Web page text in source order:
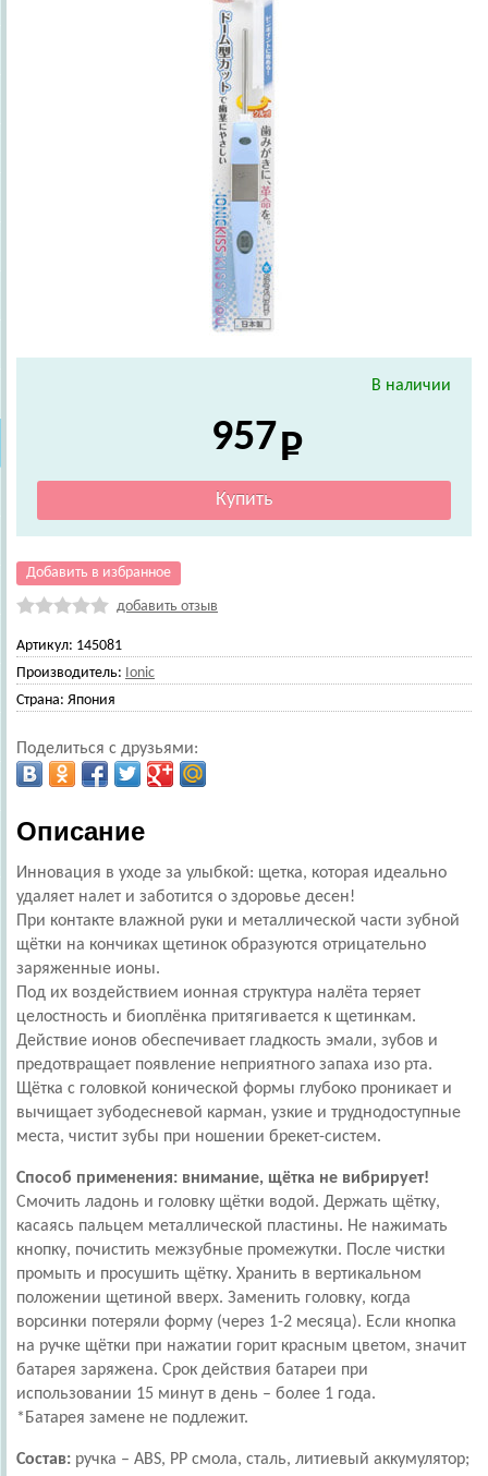
В наличии
957
Добавить в избранное
добавить отзыв
Артикул: 145081
Производитель: Ionic
Страна: Япония
Поделиться с друзьями:
Описание
Инновация в уходе за улыбкой: щетка, которая идеально
удаляет налет и заботится о здоровье десен!
При контакте влажной руки и металлической части зубной
щётки на кончиках щетинок образуются отрицательно
заряженные ионы.
Под их воздействием ионная структура налёта теряет
целостность и биоплёнка притягивается к щетинкам.
Действие ионов обеспечивает гладкость эмали, зубов и
предотвращает появление неприятного запаха изо рта.
Щётка с головкой конической формы глубоко проникает и
вычищает зубодесневой карман, узкие и труднодоступные
места, чистит зубы при ношении брекет-систем.
Способ применения: внимание, щётка не вибрирует!
Смочить ладонь и головку щётки водой. Держать щётку,
касаясь пальцем металлической пластины. Не нажимать
кнопку, почистить межзубные промежутки. После чистки
промыть и просушить щётку. Хранить в вертикальном
положении щетиной вверх. Заменить головку, когда
ворсинки потеряли форму (через 1-2 месяца). Если кнопка
на ручке щётки при нажатии горит красным цветом, значит
батарея заряжена. Срок действия батареи при
использовании 15 минут в день – более 1 года.
*Батарея замене не подлежит.
Состав: ручка – ABS, PP смола, сталь, литиевый аккумулятор;